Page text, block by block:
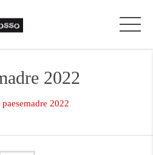
2022
paesemadre 2022